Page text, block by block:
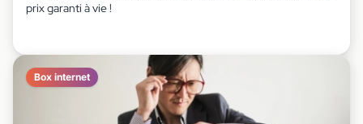
prix garanti à vie !
Box internet